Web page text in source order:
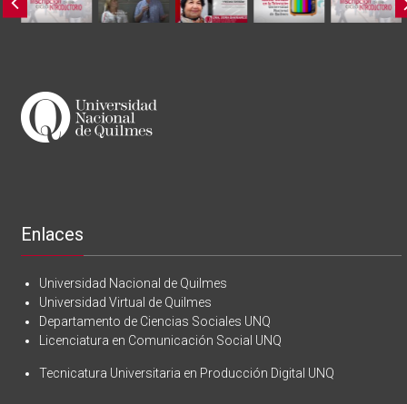
Enlaces
Universidad Nacional de Quilmes
Universidad Virtual de Quilmes
Departamento de Ciencias Sociales UNQ
Licenciatura en Comunicación Social UNQ
Tecnicatura Universitaria en Producción Digital UNQ